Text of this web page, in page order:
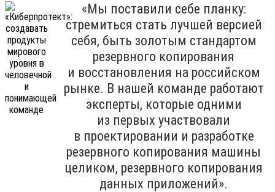
«Мы поставили себе планку:
стремиться стать лучшей версией
себя, быть золотым стандартом
резервного копирования
и восстановления на российском
рынке. В нашей команде работают
эксперты, которые одними
из первых участвовали
в проектировании и разработке
резервного копирования машины
целиком, резервного копирования
данных приложений».